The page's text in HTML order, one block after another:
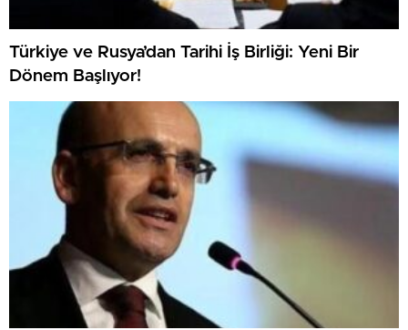
Türkiye ve Rusya’dan Tarihi İş Birliği: Yeni Bir
Dönem Başlıyor!